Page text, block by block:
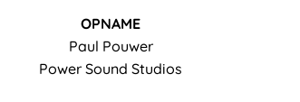
OPNAME
Paul Pouwer
Power Sound Studios